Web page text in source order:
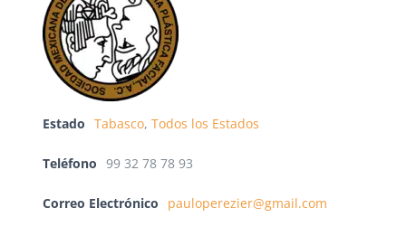
Estado Tabasco, Todos los Estados
Teléfono 99 32 78 78 93
Correo Electrónico pauloperezier@gmail.com